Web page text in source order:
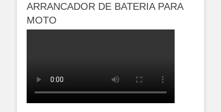
ARRANCADOR DE BATERIA PARA
MOTO